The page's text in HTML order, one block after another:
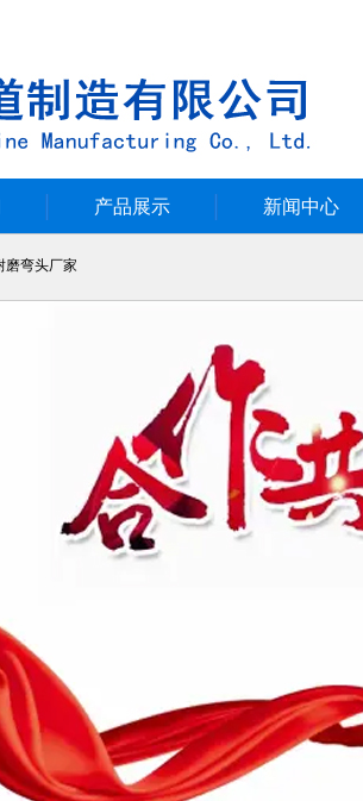
产品展示 新闻中心
磨弯头厂家